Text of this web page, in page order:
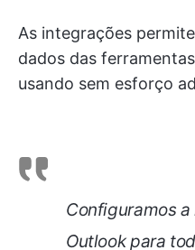
As integrações
dados das
usando sem esforço
Configuramos
Outlook para